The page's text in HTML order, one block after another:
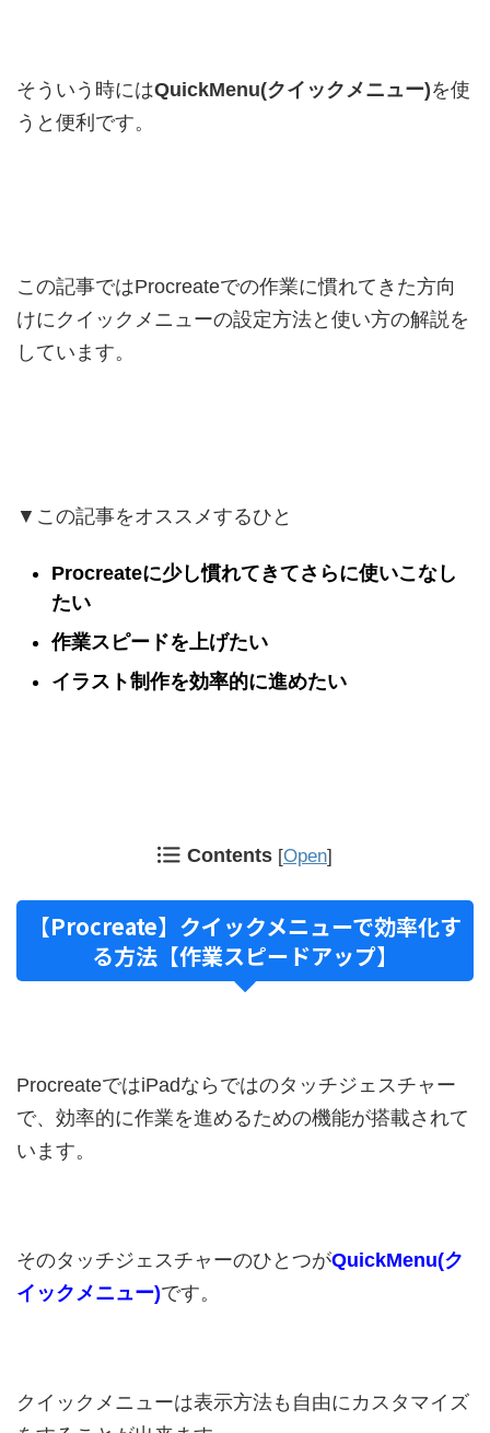
そういう時にはQuickMenu(クイックメニュー)を使
うと便利です。
この記事ではProcreateでの作業に慣れてきた方向
けにクイックメニューの設定方法と使い方の解説を
しています。
▼この記事をオススメするひと
Procreateに少し慣れてきてさらに使いこなし
たい
作業スピードを上げたい
イラスト制作を効率的に進めたい
Contents [Open]
【Procreate】クイックメニューで効率化す
る方法【作業スピードアップ】
ProcreateではiPadならではのタッチジェスチャー
で、効率的に作業を進めるための機能が搭載されて
います。
そのタッチジェスチャーのひとつがQuickMenu(ク
イックメニュー)です。
クイックメニューは表示方法も自由にカスタマイズ